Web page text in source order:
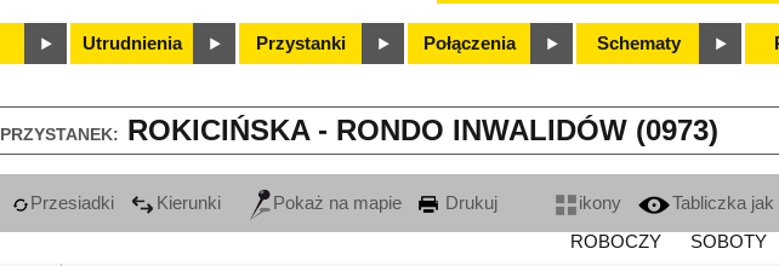
Utrudnienia Przystanki Połączenia Schematy
PRZYSTANEK: ROKICIŃSKA - RONDO INWALIDÓW (0973)
Przesiadki Kierunki Pokaż na mapie Drukuj ikony
Tabliczka
ROBOCZY
SOBOTY